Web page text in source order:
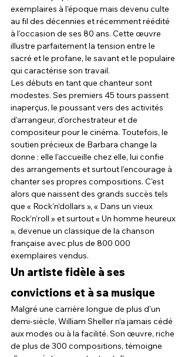
exemplaires à l'époque mais devenu culte
au fil des décennies et récemment réédité
à l'occasion de ses 80 ans. Cette œuvre
illustre parfaitement la tension entre le
sacré et le profane, le savant et le populaire
qui caractérise son travail.
Les débuts en tant que chanteur sont
modestes. Ses premiers 45 tours passent
inaperçus, le poussant vers des activités
d'arrangeur, d'orchestrateur et de
compositeur pour le cinéma. Toutefois, le
soutien précieux de Barbara change la
donne : elle l'accueille chez elle, lui confie
des arrangements et surtout l'encourage à
chanter ses propres compositions. C'est
alors que naissent des grands succès tels
que « Rock’n’dollars », « Dans un vieux
Rock’n’roll » et surtout « Un homme heureux
», devenue un classique de la chanson
française avec plus de 800 000
exemplaires vendus.
Un artiste fidèle à ses
convictions et à sa musique
Malgré une carrière longue de plus d'un
demi-siècle, William Sheller n’a jamais cédé
aux modes ou à la facilité. Son œuvre, riche
de plus de 300 compositions, témoigne